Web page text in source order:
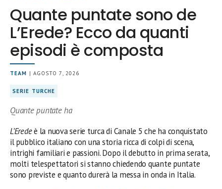
Quante puntate sono de
L’Erede? Ecco da quanti
episodi è composta
TEAM | AGOSTO 7, 2026
SERIE TURCHE
Quante puntate ha
L’Eredeè la nuova serie turca di Canale 5 che ha conquistato
il pubblico italiano con una storia ricca di colpi di scena,
intrighi familiari e passioni. Dopo il debutto in prima serata,
molti telespettatori si stanno chiedendo quante puntate
sono previste e quanto durerà la messa in onda in Italia.